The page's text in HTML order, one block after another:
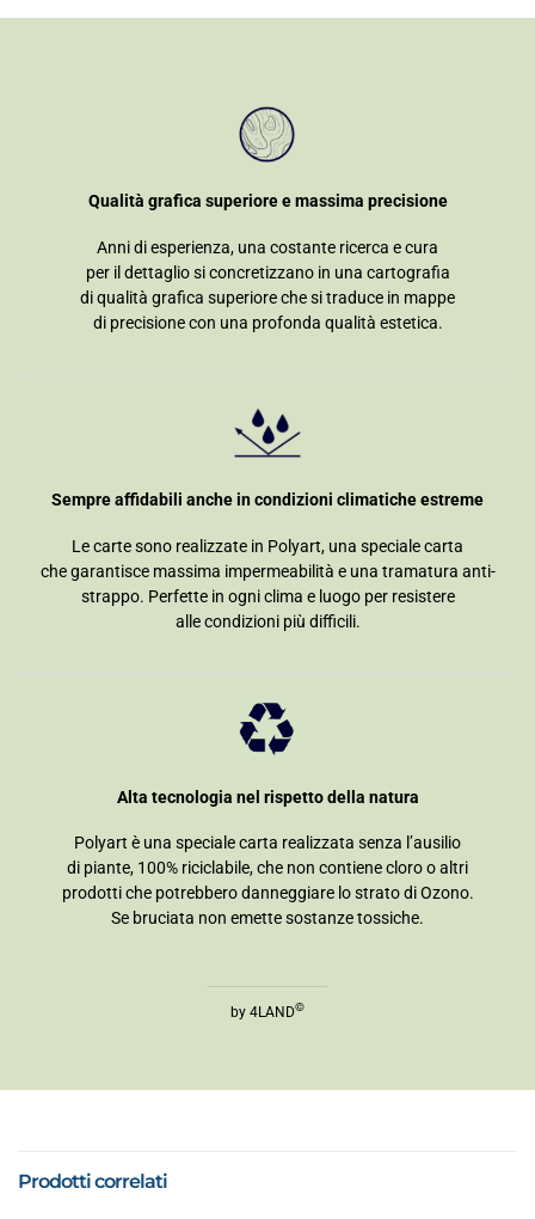
Qualità grafica superiore e massima precisione
Anni di esperienza, una costante ricerca e cura
per il dettaglio si concretizzano in una cartografia
di qualità grafica superiore che si traduce in mappe
di precisione con una profonda qualità estetica.
Sempre affidabili anche in condizioni climatiche estreme
Le carte sono realizzate in Polyart, una speciale carta
che garantisce massima impermeabilità e una tramatura anti-
strappo. Perfette in ogni clima e luogo per resistere
alle condizioni più difficili.
Alta tecnologia nel rispetto della natura
Polyart è una speciale carta realizzata senza l’ausilio
di piante, 100% riciclabile, che non contiene cloro o altri
prodotti che potrebbero danneggiare lo strato di Ozono.
Se bruciata non emette sostanze tossiche.
by 4LAND©
Prodotti correlati